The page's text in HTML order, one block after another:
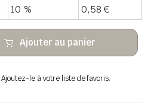
10 % 0,58 €
Ajouter au panier
le à votre liste de favoris.